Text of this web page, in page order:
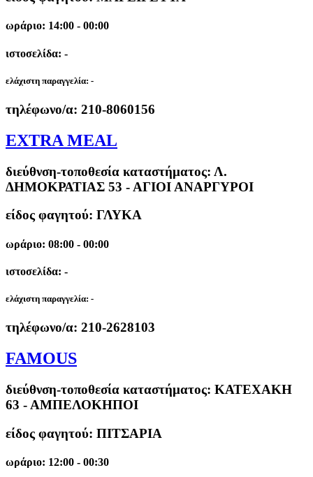
ωράριο: 14:00 - 00:00
ιστοσελίδα: -
ελάχιστη παραγγελία: -
τηλέφωνο/α: 210-8060156
EXTRA MEAL
διεύθνση-τοποθεσία καταστήματος: Λ.
ΔΗΜΟΚΡΑΤΙΑΣ 53 - ΑΓΙΟΙ ΑΝΑΡΓΥΡΟΙ
είδος φαγητού: ΓΛΥΚΑ
ωράριο: 08:00 - 00:00
ιστοσελίδα: -
ελάχιστη παραγγελία: -
τηλέφωνο/α: 210-2628103
FAMOUS
διεύθνση-τοποθεσία καταστήματος: ΚΑΤΕΧΑΚΗ
63 - ΑΜΠΕΛΟΚΗΠΟΙ
είδος φαγητού: ΠΙΤΣΑΡΙΑ
ωράριο: 12:00 - 00:30